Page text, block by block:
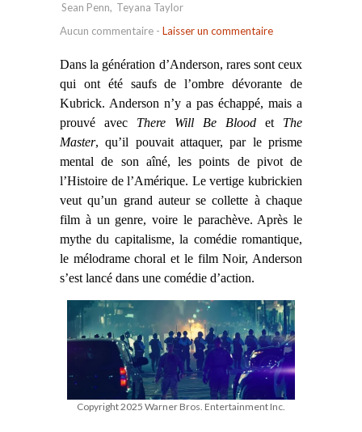
Sean Penn, Teyana Taylor
Aucun commentaire - Laisser un commentaire
Dans la génération d’Anderson, rares sont ceux
qui ont été saufs de l’ombre dévorante de
Kubrick. Anderson n’y a pas échappé, mais a
prouvé avec There Will Be Blood et The
Master, qu’il pouvait attaquer, par le prisme
mental de son aîné, les points de pivot de
l’Histoire de l’Amérique. Le vertige kubrickien
veut qu’un grand auteur se collette à chaque
film à un genre, voire le parachève. Après le
mythe du capitalisme, la comédie romantique,
le mélodrame choral et le film Noir, Anderson
s’est lancé dans une comédie d’action.
Copyright 2025 Warner Bros. Entertainment Inc.